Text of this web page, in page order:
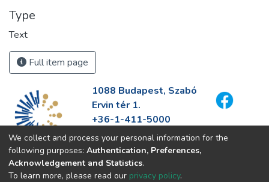
Type
Text
Full item page
1088 Budapest, Szabó
Ervin tér 1.
+36-1-411-5000
info@fszek.hu
https://fszek.hu
We collect and process your personal information for the
following purposes: Authentication, Preferences,
Acknowledgement and Statistics.
To learn more, please read our privacy policy.